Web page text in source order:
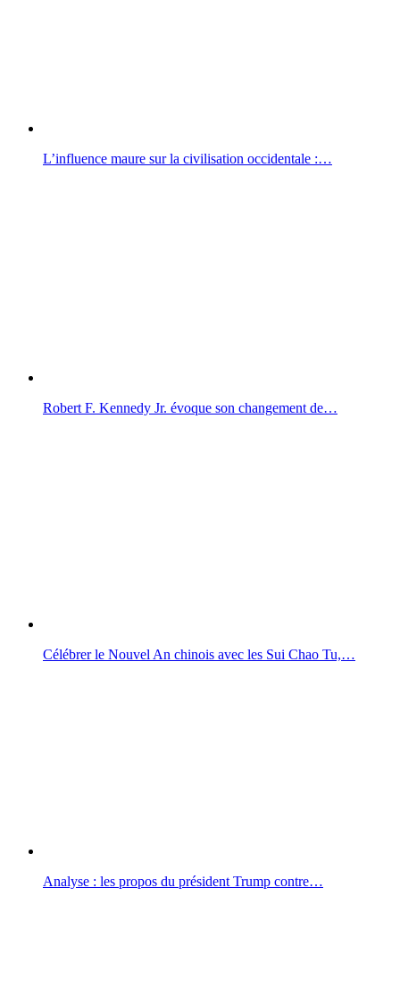
L’influence maure sur la civilisation occidentale :…
Robert F. Kennedy Jr. évoque son changement de…
Célébrer le Nouvel An chinois avec les Sui Chao Tu,…
Analyse : les propos du président Trump contre…